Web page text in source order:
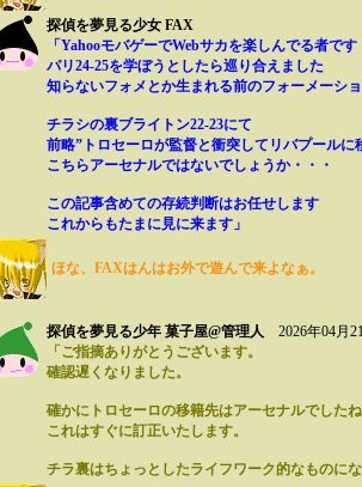
探偵を夢見る少女 FAX
「YahooモバゲーでWebサカを楽しんでる者です
パリ24-25を学ぼうとしたら巡り合えました
知らないフォメとか生まれる前のフォーメーシ
チラシの裏ブライトン22-23にて
前略”トロセーロが監督と衝突してリバプールに
こちらアーセナルではないでしょうか・・・
この記事含めての存続判断はお任せします
これからもたまに見に来ます」
ほな、FAXはんはお外で遊んで来よなぁ。
探偵を夢見る少年 菓子屋@管理人
2026年04月
「ご指摘ありがとうございます。
確認遅くなりました。
確かにトロセーロの移籍先はアーセナルでしたね
これはすぐに訂正いたします。
チラ裏はちょっとしたライフワーク的なものに